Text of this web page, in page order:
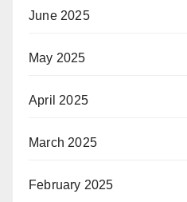
June 2025
May 2025
April 2025
March 2025
February 2025